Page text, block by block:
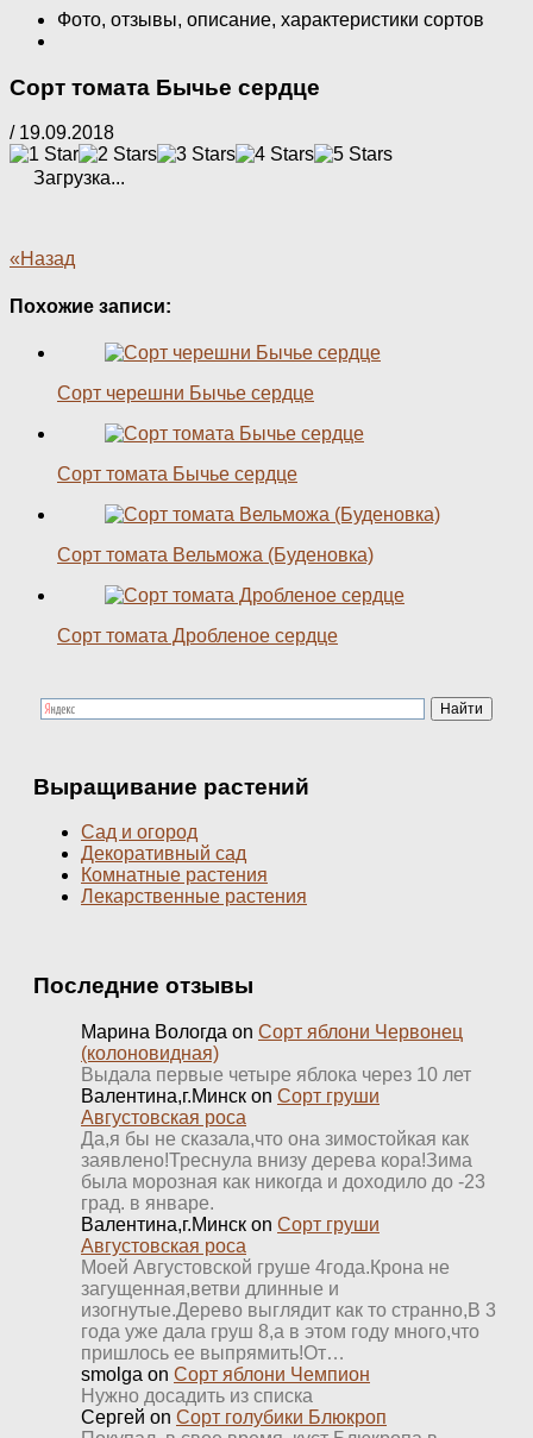
Фото, отзывы, описание, характеристики сортов
Сорт томата Бычье сердце
/ 19.09.2018
Загрузка...
«Назад
Похожие записи:
Сорт черешни Бычье сердце
Сорт томата Бычье сердце
Сорт томата Вельможа (Буденовка)
Сорт томата Дробленое сердце
Выращивание растений
Сад и огород
Декоративный сад
Комнатные растения
Лекарственные растения
Последние отзывы
Марина Вологда on Сорт яблони Червонец
(колоновидная)
Выдала первые четыре яблока через 10 лет
Валентина,г.Минск on Сорт груши
Августовская роса
Да,я бы не сказала,что она зимостойкая как
заявлено!Треснула внизу дерева кора!Зима
была морозная как никогда и доходило до -23
град. в январе.
Валентина,г.Минск on Сорт груши
Августовская роса
Моей Августовской груше 4года.Крона не
загущенная,ветви длинные и
изогнутые.Дерево выглядит как то странно,В 3
года уже дала груш 8,а в этом году много,что
пришлось ее выпрямить!От…
smolga on Сорт яблони Чемпион
Нужно досадить из списка
Сергей on Сорт голубики Блюкроп